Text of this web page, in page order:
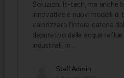
Soluzioni hi-tech, ma anche
innovative e nuovi modelli di
valorizzare l’intera catena
depurativo delle acque reflue
industriali, in…
Staff Admin